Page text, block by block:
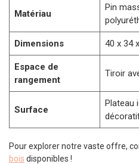
Matériau
Pin
Dimensions 40 x 34
Espace de
rangement
Tiroir
Surface
Plateau
Pour explorer notre vaste offre,
bois disponibles !